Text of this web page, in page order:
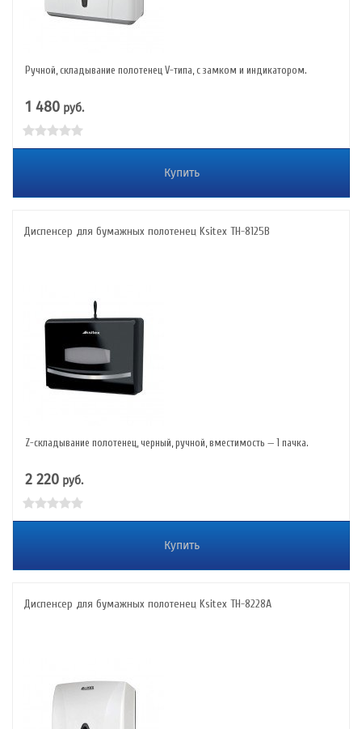
Ручной, складывание полотенец V-типа, с замком и индикатором.
1 480 руб.
Купить
Диспенсер для бумажных полотенец Ksitex TH-8125B
Z-складывание полотенец, черный, ручной, вместимость — 1 пачка.
2 220 руб.
Купить
Диспенсер для бумажных полотенец Ksitex TH-8228A